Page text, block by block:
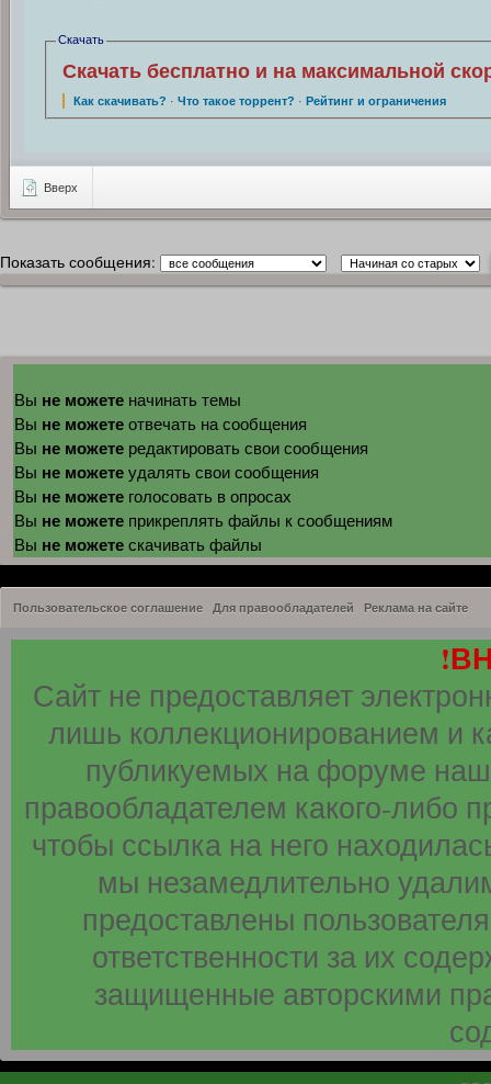
Скачать
Скачать бесплатно и на максимальной
Как скачивать? ·Что такое торрент? · Рейтинг и ограничения
Вверх
Показать сообщения:
Вы не можете начинать темы
Вы не можете отвечать на сообщения
Вы не можете редактировать свои сообщения
Вы не можете удалять свои сообщения
Вы не можете голосовать в опросах
Вы не можете прикреплять файлы к сообщениям
Вы не можете скачивать файлы
Пользовательское соглашение Для правообладателей Реклама на сайте
Сайт не предоставляет
лишь коллекционированием и
публикуемых на форуме
правообладателем какого-либо
чтобы ссылка на него
мы незамедлительно
предоставлены
ответственности за их
защищенные авторскими